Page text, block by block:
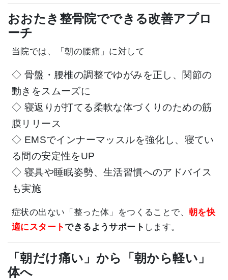
おおたき整骨院でできる改善アプロ
ーチ
当院では、「朝の腰痛」に対して
◇ 骨盤・腰椎の調整でゆがみを正し、関節の
動きをスムーズに
◇ 寝返りが打てる柔軟な体づくりのための筋
膜リリース
◇ EMSでインナーマッスルを強化し、寝てい
る間の安定性をUP
◇ 寝具や睡眠姿勢、生活習慣へのアドバイス
も実施
症状の出ない「整った体」をつくることで、 朝を快
適にスタートできるようサポート します。
「朝だけ痛い」から「朝から軽い」
体へ